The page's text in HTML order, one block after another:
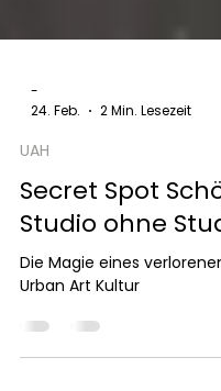
-
2 Min. Lesezeit
UAH
Secret Spot
Studio ohne
Die Magie eines
Urban Art Kultur